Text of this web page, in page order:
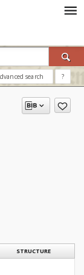
search ?
STRUCTURE